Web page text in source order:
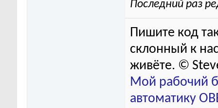
Последний раз
Пишите код
склонный к
живёте. ©
Мой рабочий
автоматику